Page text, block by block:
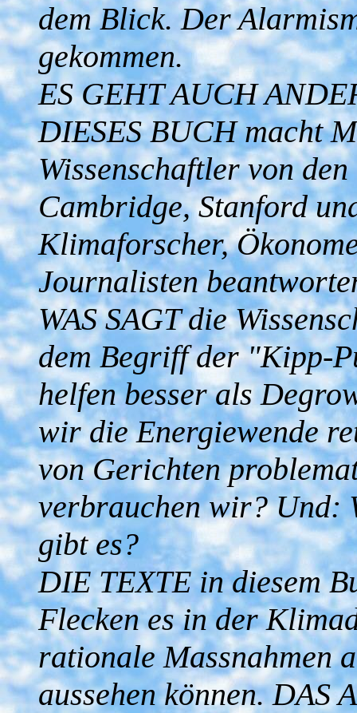
dem Blick. Der
gekommen.
ES GEHT AUCH
DIESES BUCH macht
Wissenschaftler von
Cambridge, Stanford
Klimaforscher,
Journalisten
WAS SAGT die
dem Begriff der "Kipp-
helfen besser als
wir die Energiewende
von Gerichten
verbrauchen wir? Und:
gibt es?
DIE TEXTE in diesem
Flecken es in der
rationale Massnahmen
aussehen können. DAS